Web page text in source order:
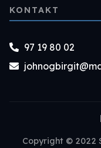
KONTAKT
97 19 80 02
Copyright © 2022